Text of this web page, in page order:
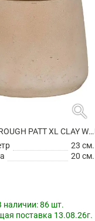
search
КАШПО ROUGH PATT XL CLAY WASHED
23 см.
20 см.
наличии:86 шт.
поставка 13.08.26г.